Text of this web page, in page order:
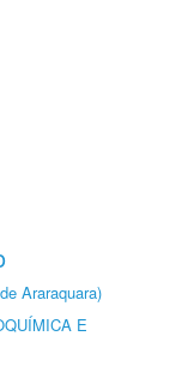
Araraquara)
E